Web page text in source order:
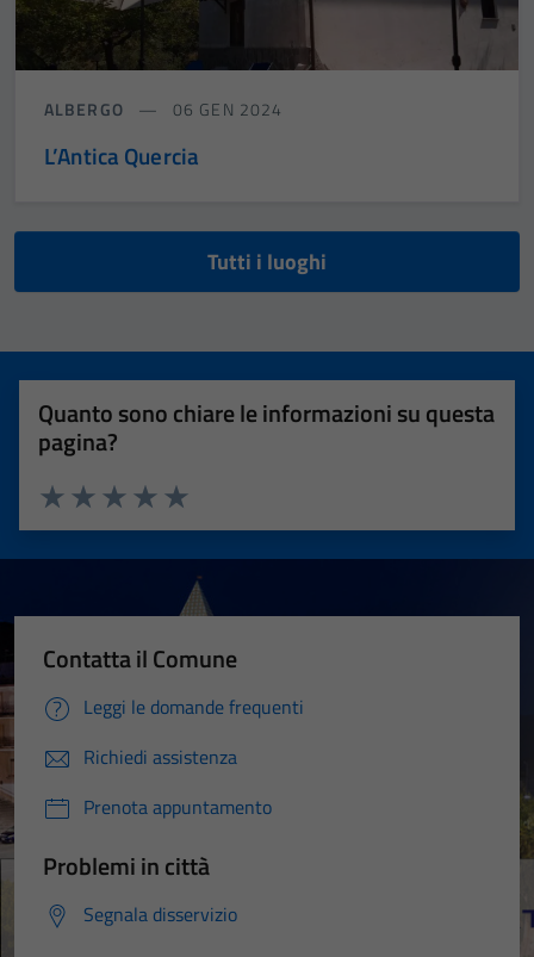
ALBERGO 06 GEN 2024
L’Antica Quercia
Tutti i luoghi
Quanto sono chiare le informazioni su questa
pagina?
Valuta 5 stelle su 5
Valuta 4 stelle su 5
Valuta 3 stelle su 5
Valuta 2 stelle su 5
Valuta 1 stelle su 5
Contatta il Comune
Leggi le domande frequenti
Richiedi assistenza
Prenota appuntamento
Problemi in città
Segnala disservizio